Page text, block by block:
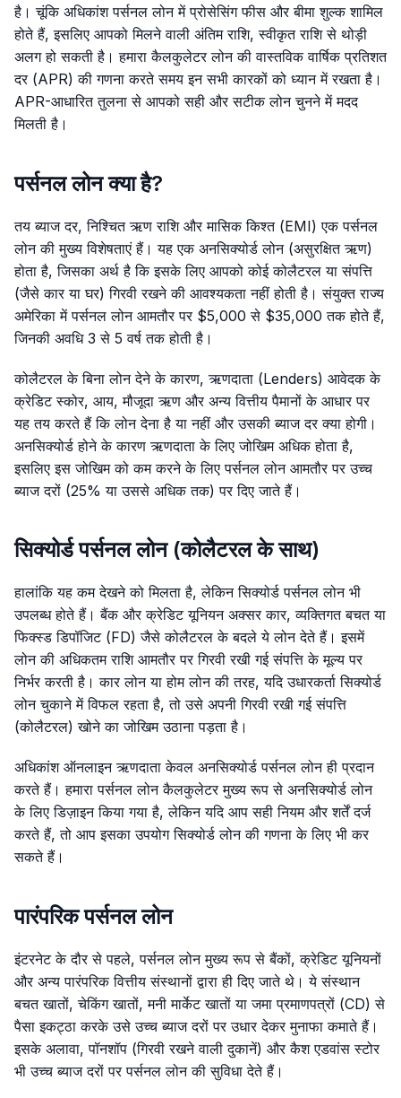
है। चूंकि अधिकांश पर्सनल लोन में प्रोसेसिंग फीस और बीमा शुल्क शामिल
होते हैं, इसलिए आपको मिलने वाली अंतिम राशि, स्वीकृत राशि से थोड़ी
अलग हो सकती है। हमारा कैलकुलेटर लोन की वास्तविक वार्षिक प्रतिशत
दर (APR) की गणना करते समय इन सभी कारकों को ध्यान में रखता है।
APR-आधारित तुलना से आपको सही और सटीक लोन चुनने में मदद
मिलती है।
पर्सनल लोन क्या है?
तय ब्याज दर, निश्चित ऋण राशि और मासिक किश्त (EMI) एक पर्सनल
लोन की मुख्य विशेषताएं हैं। यह एक अनसिक्योर्ड लोन (असुरक्षित ऋण)
होता है, जिसका अर्थ है कि इसके लिए आपको कोई कोलैटरल या संपत्ति
(जैसे कार या घर) गिरवी रखने की आवश्यकता नहीं होती है। संयुक्त राज्य
अमेरिका में पर्सनल लोन आमतौर पर $5,000 से $35,000 तक होते हैं,
जिनकी अवधि 3 से 5 वर्ष तक होती है।
कोलैटरल के बिना लोन देने के कारण, ऋणदाता (Lenders) आवेदक के
क्रेडिट स्कोर, आय, मौजूदा ऋण और अन्य वित्तीय पैमानों के आधार पर
यह तय करते हैं कि लोन देना है या नहीं और उसकी ब्याज दर क्या होगी।
अनसिक्योर्ड होने के कारण ऋणदाता के लिए जोखिम अधिक होता है,
इसलिए इस जोखिम को कम करने के लिए पर्सनल लोन आमतौर पर उच्च
ब्याज दरों (25% या उससे अधिक तक) पर दिए जाते हैं।
सिक्योर्ड पर्सनल लोन (कोलैटरल के साथ)
हालांकि यह कम देखने को मिलता है, लेकिन सिक्योर्ड पर्सनल लोन भी
उपलब्ध होते हैं। बैंक और क्रेडिट यूनियन अक्सर कार, व्यक्तिगत बचत या
फिक्स्ड डिपॉजिट (FD) जैसे कोलैटरल के बदले ये लोन देते हैं। इसमें
लोन की अधिकतम राशि आमतौर पर गिरवी रखी गई संपत्ति के मूल्य पर
निर्भर करती है। कार लोन या होम लोन की तरह, यदि उधारकर्ता सिक्योर्ड
लोन चुकाने में विफल रहता है, तो उसे अपनी गिरवी रखी गई संपत्ति
(कोलैटरल) खोने का जोखिम उठाना पड़ता है।
अधिकांश ऑनलाइन ऋणदाता केवल अनसिक्योर्ड पर्सनल लोन ही प्रदान
करते हैं। हमारा पर्सनल लोन कैलकुलेटर मुख्य रूप से अनसिक्योर्ड लोन
के लिए डिज़ाइन किया गया है, लेकिन यदि आप सही नियम और शर्तें दर्ज
करते हैं, तो आप इसका उपयोग सिक्योर्ड लोन की गणना के लिए भी कर
सकते हैं।
पारंपरिक पर्सनल लोन
इंटरनेट के दौर से पहले, पर्सनल लोन मुख्य रूप से बैंकों, क्रेडिट यूनियनों
और अन्य पारंपरिक वित्तीय संस्थानों द्वारा ही दिए जाते थे। ये संस्थान
बचत खातों, चेकिंग खातों, मनी मार्केट खातों या जमा प्रमाणपत्रों (CD) से
पैसा इकट्ठा करके उसे उच्च ब्याज दरों पर उधार देकर मुनाफा कमाते हैं।
इसके अलावा, पॉनशॉप (गिरवी रखने वाली दुकानें) और कैश एडवांस स्टोर
भी उच्च ब्याज दरों पर पर्सनल लोन की सुविधा देते हैं।